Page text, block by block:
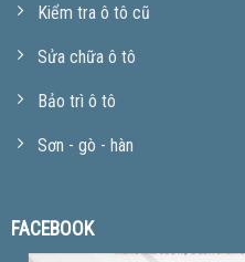
Kiểm tra ô tô cũ
Sửa chữa ô tô
Bảo trì ô tô
Sơn - gò - hàn
FACEBOOK